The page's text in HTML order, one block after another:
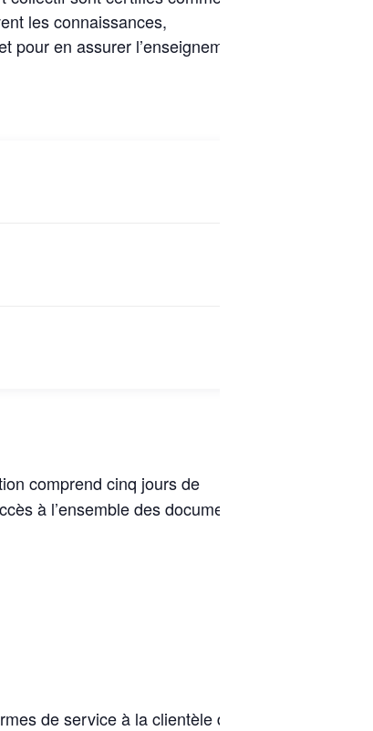
les connaissances,
en assurer l’enseignement.
comprend cinq jours de
à l’ensemble des documents
de service à la clientèle de